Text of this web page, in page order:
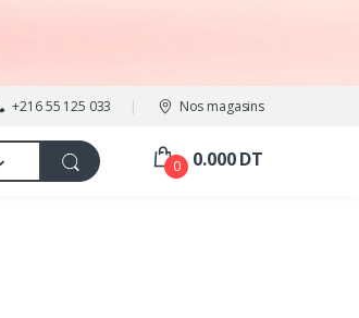
+216 55 125 033 Nos magasins
0 0.000 DT